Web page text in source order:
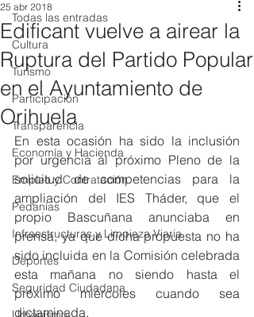
Todas las entradas
Cultura
Turismo
Participación
Transparencia
Economía y Hacienda
Empleo y Contratación
Pedanías
Infraestructuras y Limpieza Viaria
Deportes
Seguridad Ciudadana
Edificant vuelve a airear la
Ruptura del Partido Popular
en el Ayuntamiento de
Orihuela
25 abr 2018
En esta ocasión ha sido la inclusión
por urgencia al próximo Pleno de la
solicitud de competencias para la
ampliación del IES Tháder, que el
propio Bascuñana anunciaba en
prensa, ya que dicha propuesta no ha
sido incluida en la Comisión celebrada
esta mañana no siendo hasta el
próximo miércoles cuando sea
dictaminada.